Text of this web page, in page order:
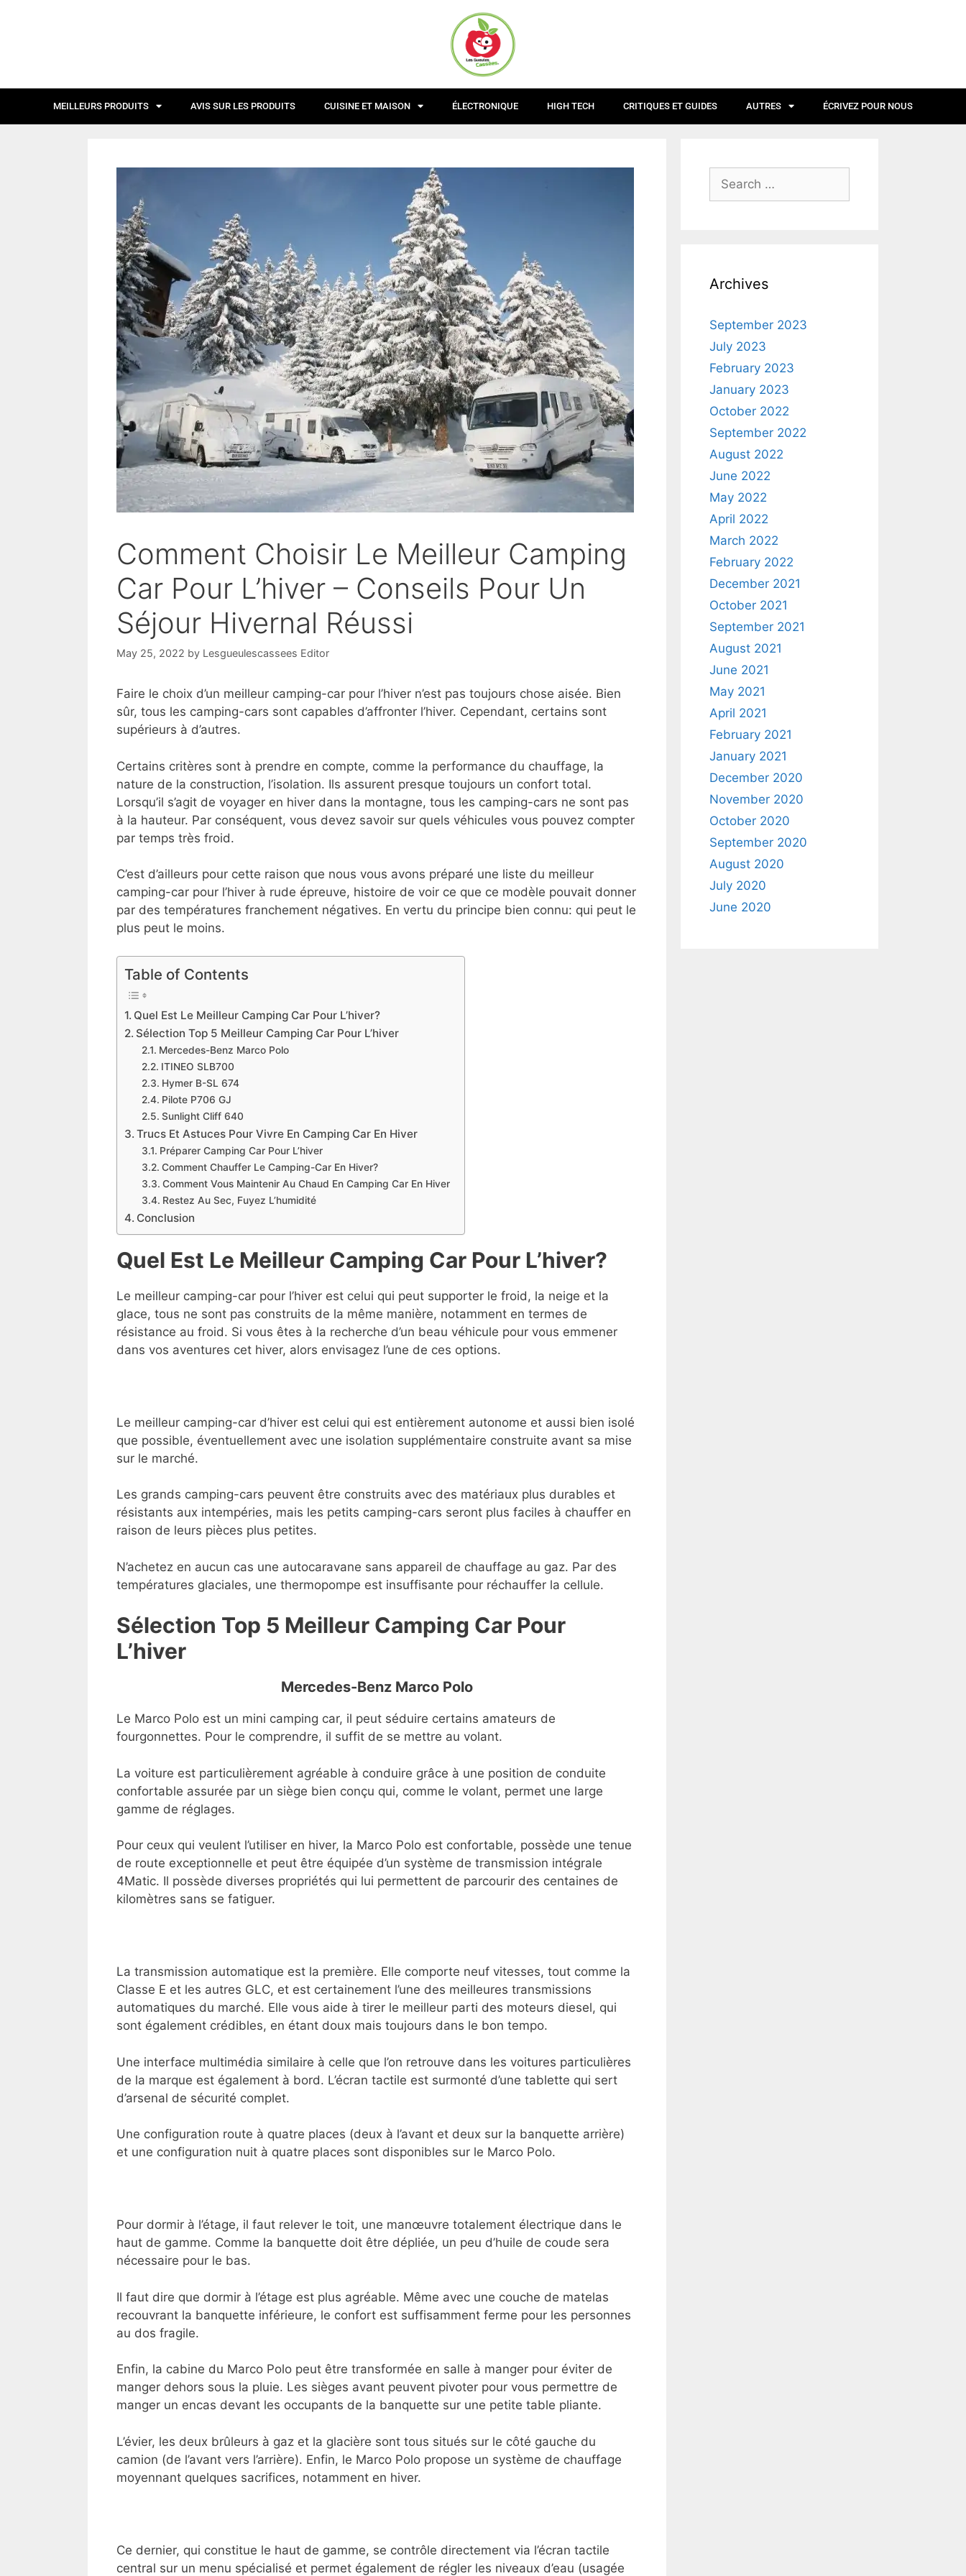
MEILLEURS PRODUITS AVIS SUR LES PRODUITS CUISINE ET MAISON ÉLECTRONIQUE HIGH TECH CRITIQUES ET GUIDES AUTRES ÉCRIVEZ POUR NOUS
Comment Choisir Le Meilleur Camping
Car Pour L’hiver – Conseils Pour Un
Séjour Hivernal Réussi
May 25, 2022 by Lesgueulescassees Editor
Faire le choix d’un meilleur camping-car pour l’hiver n’est pas toujours chose aisée. Bien
sûr, tous les camping-cars sont capables d’affronter l’hiver. Cependant, certains sont
supérieurs à d’autres.
Certains critères sont à prendre en compte, comme la performance du chauffage, la
nature de la construction, l’isolation. Ils assurent presque toujours un confort total.
Lorsqu’il s’agit de voyager en hiver dans la montagne, tous les camping-cars ne sont pas
à la hauteur. Par conséquent, vous devez savoir sur quels véhicules vous pouvez compter
par temps très froid.
C’est d’ailleurs pour cette raison que nous vous avons préparé une liste du meilleur
camping-car pour l’hiver à rude épreuve, histoire de voir ce que ce modèle pouvait donner
par des températures franchement négatives. En vertu du principe bien connu: qui peut le
plus peut le moins.
Table of Contents
Quel Est Le Meilleur Camping Car Pour L’hiver?
Sélection Top 5 Meilleur Camping Car Pour L’hiver
Mercedes-Benz Marco Polo
ITINEO SLB700
Hymer B-SL 674
Pilote P706 GJ
Sunlight Cliff 640
Trucs Et Astuces Pour Vivre En Camping Car En Hiver
Préparer Camping Car Pour L’hiver
Comment Chauffer Le Camping-Car En Hiver?
Comment Vous Maintenir Au Chaud En Camping Car En Hiver
Restez Au Sec, Fuyez L’humidité
Conclusion
Quel Est Le Meilleur Camping Car Pour L’hiver?
Le meilleur camping-car pour l’hiver est celui qui peut supporter le froid, la neige et la
glace, tous ne sont pas construits de la même manière, notamment en termes de
résistance au froid. Si vous êtes à la recherche d’un beau véhicule pour vous emmener
dans vos aventures cet hiver, alors envisagez l’une de ces options.
Le meilleur camping-car d’hiver est celui qui est entièrement autonome et aussi bien isolé
que possible, éventuellement avec une isolation supplémentaire construite avant sa mise
sur le marché.
Les grands camping-cars peuvent être construits avec des matériaux plus durables et
résistants aux intempéries, mais les petits camping-cars seront plus faciles à chauffer en
raison de leurs pièces plus petites.
N’achetez en aucun cas une autocaravane sans appareil de chauffage au gaz. Par des
températures glaciales, une thermopompe est insuffisante pour réchauffer la cellule.
Sélection Top 5 Meilleur Camping Car Pour
L’hiver
Mercedes-Benz Marco Polo
Le Marco Polo est un mini camping car, il peut séduire certains amateurs de
fourgonnettes. Pour le comprendre, il suffit de se mettre au volant.
La voiture est particulièrement agréable à conduire grâce à une position de conduite
confortable assurée par un siège bien conçu qui, comme le volant, permet une large
gamme de réglages.
Pour ceux qui veulent l’utiliser en hiver, la Marco Polo est confortable, possède une tenue
de route exceptionnelle et peut être équipée d’un système de transmission intégrale
4Matic. Il possède diverses propriétés qui lui permettent de parcourir des centaines de
kilomètres sans se fatiguer.
La transmission automatique est la première. Elle comporte neuf vitesses, tout comme la
Classe E et les autres GLC, et est certainement l’une des meilleures transmissions
automatiques du marché. Elle vous aide à tirer le meilleur parti des moteurs diesel, qui
sont également crédibles, en étant doux mais toujours dans le bon tempo.
Une interface multimédia similaire à celle que l’on retrouve dans les voitures particulières
de la marque est également à bord. L’écran tactile est surmonté d’une tablette qui sert
d’arsenal de sécurité complet.
Une configuration route à quatre places (deux à l’avant et deux sur la banquette arrière)
et une configuration nuit à quatre places sont disponibles sur le Marco Polo.
Pour dormir à l’étage, il faut relever le toit, une manœuvre totalement électrique dans le
haut de gamme. Comme la banquette doit être dépliée, un peu d’huile de coude sera
nécessaire pour le bas.
Il faut dire que dormir à l’étage est plus agréable. Même avec une couche de matelas
recouvrant la banquette inférieure, le confort est suffisamment ferme pour les personnes
au dos fragile.
Enfin, la cabine du Marco Polo peut être transformée en salle à manger pour éviter de
manger dehors sous la pluie. Les sièges avant peuvent pivoter pour vous permettre de
manger un encas devant les occupants de la banquette sur une petite table pliante.
L’évier, les deux brûleurs à gaz et la glacière sont tous situés sur le côté gauche du
camion (de l’avant vers l’arrière). Enfin, le Marco Polo propose un système de chauffage
moyennant quelques sacrifices, notamment en hiver.
Ce dernier, qui constitue le haut de gamme, se contrôle directement via l’écran tactile
central sur un menu spécialisé et permet également de régler les niveaux d’eau (usagée
Archives
September 2023
July 2023
February 2023
January 2023
October 2022
September 2022
August 2022
June 2022
May 2022
April 2022
March 2022
February 2022
December 2021
October 2021
September 2021
August 2021
June 2021
May 2021
April 2021
February 2021
January 2021
December 2020
November 2020
October 2020
September 2020
August 2020
July 2020
June 2020